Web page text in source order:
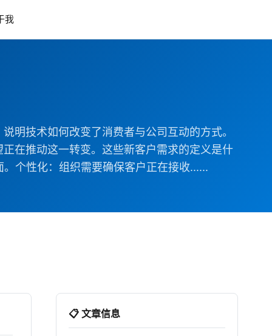
我
明技术如何改变了消费者与公司互动的方式。
在推动这一转变。这些新客户需求的定义是什
个性化：组织需要确保客户正在接收......
📋 文章信息